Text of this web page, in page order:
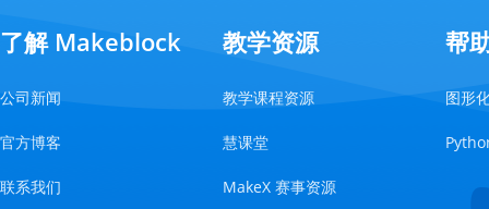
了解 Makeblock
公司新闻
官方博客
联系我们
教学资源
教学课程资源
慧课堂
MakeX 赛事资源
帮
图形